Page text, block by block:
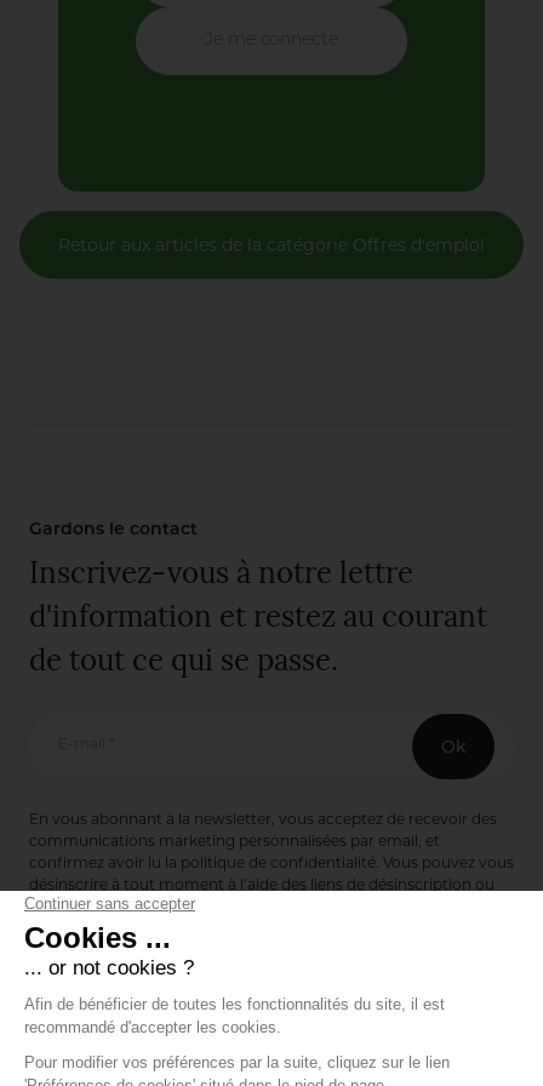
Je me connecte
Retour aux articles de la catégorie Offres d'emploi
Gardons le contact
Inscrivez-vous à notre lettre
d'information et restez au courant
de tout ce qui se passe.
E-mail * Ok
En vous abonnant à la newsletter, vous acceptez de recevoir des
communications marketing personnalisées par email, et
confirmez avoir lu la politique de confidentialité. Vous pouvez vous
désinscrire à tout moment à l’aide des liens de désinscription ou
en nous contactant via notre formulaire de contact :
Editions de Bionnay
493 Route du Château de Bionnay
69640 Lacenas